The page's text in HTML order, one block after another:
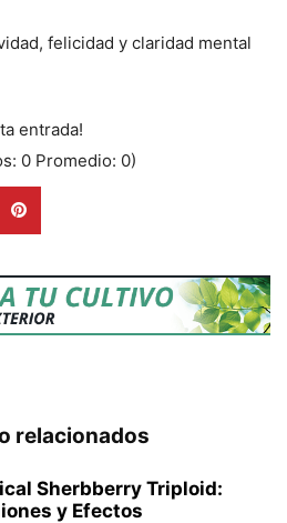
felicidad y claridad mental
entrada!
0 Promedio: 0)
relacionados
Sherbberry Triploid:
y Efectos